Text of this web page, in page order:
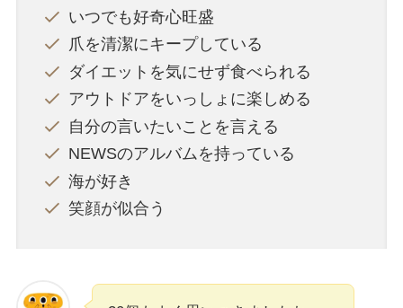
いつでも好奇心旺盛
爪を清潔にキープしている
ダイエットを気にせず食べられる
アウトドアをいっしょに楽しめる
自分の言いたいことを言える
NEWSのアルバムを持っている
海が好き
笑顔が似合う